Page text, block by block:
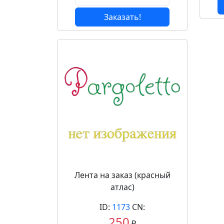
Заказать!
Лента на заказ (красный
атлас)
ID: 1173 CN: